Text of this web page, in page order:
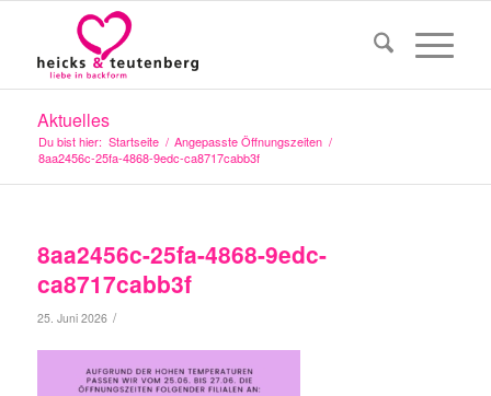
Aktuelles
Du bist hier: Startseite / Angepasste Öffnungszeiten /
8aa2456c-25fa-4868-9edc-ca8717cabb3f
8aa2456c-25fa-4868-9edc-
ca8717cabb3f
25. Juni 2026 /